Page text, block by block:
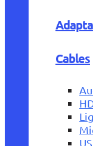
Cables